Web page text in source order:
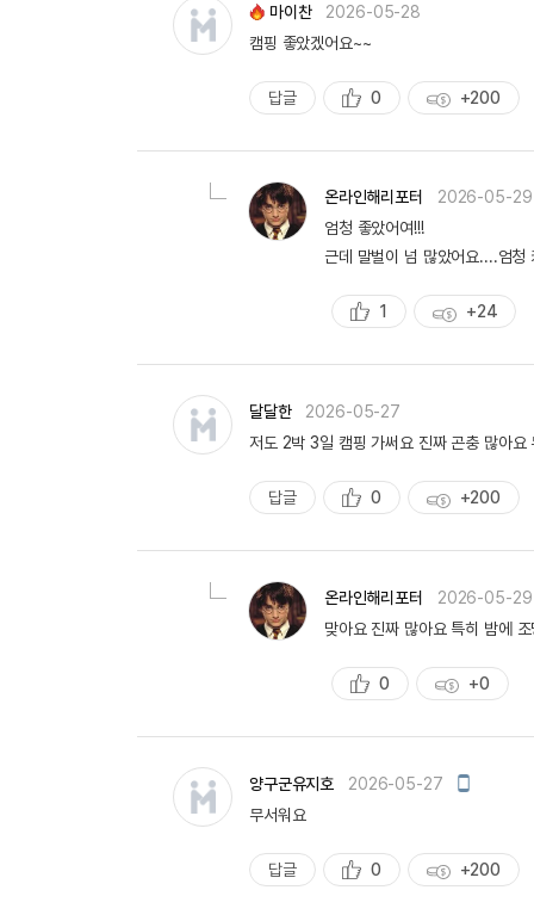
마이찬
2026-05-28
캠핑 좋았겠어요~~
답글
추
0
획
+200
온라인해리포터
2026-05-29
엄청 좋았어여!!!
근데 말벌이 넘 많았어요....엄
추
천
1
획
득
+24
달달한
2026-05-27
저도 2박 3일 캠핑 가써요 진짜 곤충 많아요
답글
추
천
0
획
득
+200
온라인해리포터
2026-05-29
맞아요 진짜 많아요 특히 밤에
추
천
0
획
득
+0
양구군유지호 2026-05-27
모
성
무서워요
답글
추
0
획
+200